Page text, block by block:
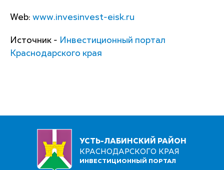
Web: www.invesinvest-eisk.ru
Источник - Инвестиционный портал
Краснодарского края
УСТЬ-ЛАБИНСКИЙ РАЙОН
КРАСНОДАРСКОГО КРАЯ
ИНВЕСТИЦИОННЫЙ ПОРТАЛ